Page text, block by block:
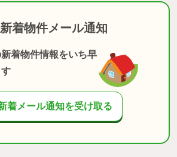
新着物件メール通知
着物件情報をいち早
着メール通知を受け取る